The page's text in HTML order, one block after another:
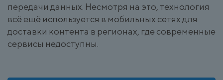
передачи данных. Несмотря на это, технология
всё ещё используется в мобильных сетях для
доставки контента в регионах, где современные
сервисы недоступны.